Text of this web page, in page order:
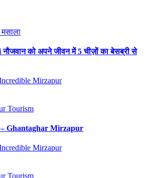
मसाला
को अपने जीवन में 5 चीज़ों का बेसब्री से
Mirzapur
Tourism
– Ghantaghar Mirzapur
Mirzapur
Tourism